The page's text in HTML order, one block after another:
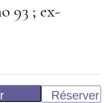
93 ; ex-
Réserver